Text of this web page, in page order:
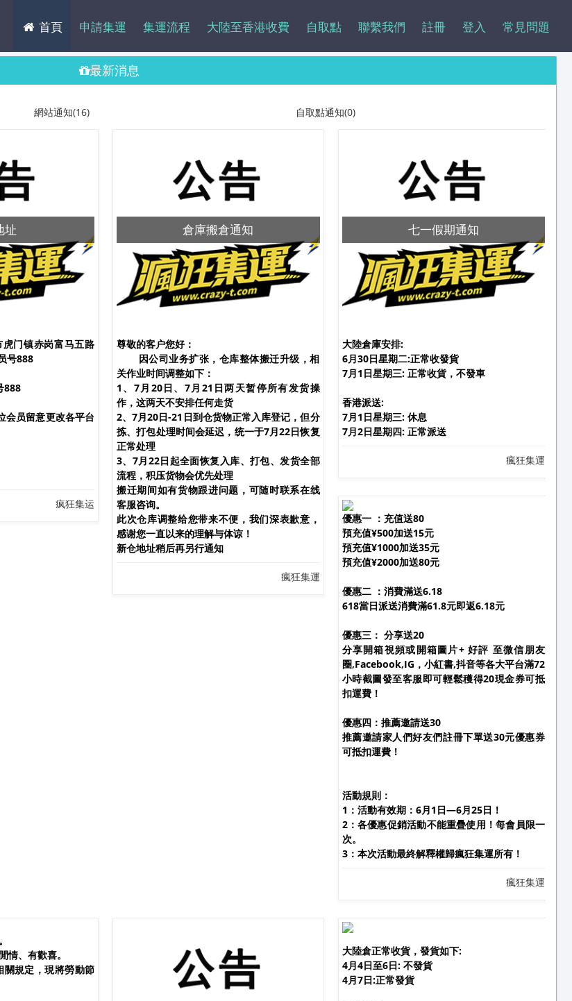
首頁 申請集運 集運流程 大陸至香港收費 自取點 聯繫我們 註冊 登入 常見問題
最新消息
網站通知(16) 自取點通知(0)
址
门镇赤岗富马五路
号888
888
会员留意更改各平台
疯狂集运
倉庫搬倉通知
尊敬的客户您好：
因公司业务扩张，仓库整体搬迁升级，相
关作业时间调整如下：
1、7月20日、7月21日两天暂停所有发货操
作，这两天不安排任何走货
2、7月20日-21日到仓货物正常入库登记，但分
拣、打包处理时间会延迟，统一于7月22日恢复
正常处理
3、7月22日起全面恢复入库、打包、发货全部
流程，积压货物会优先处理
搬迁期间如有货物跟进问题，可随时联系在线
客服咨询。
此次仓库调整给您带来不便，我们深表歉意，
感谢您一直以来的理解与体谅！
新仓地址稍后再另行通知
瘋狂集運
七一假期通知
大陸倉庫安排:
6月30日星期二:正常收發貨
7月1日星期三: 正常收貨，不發車
香港派送:
7月1日星期三: 休息
7月2日星期四: 正常派送
瘋狂集運
618活動大鉅惠
優惠一 ：充值送80
預充值¥500加送15元
預充值¥1000加送35元
預充值¥2000加送80元
優惠二 ：消費滿送6.18
618當日派送消費滿61.8元即返6.18元
優惠三： 分享送20
分享開箱視頻或開箱圖片+ 好評 至微信朋友
圈,Facebook,IG，小紅書,抖音等各大平台滿72
小時截圖發至客服即可輕鬆穫得20現金券可抵
扣運費！
優惠四：推薦邀請送30
推薦邀請家人們好友們註冊下單送30元優惠券
可抵扣運費！
活動規則：
1：活動有效期：6月1日—6月25日！
2：各優惠促銷活動不能重疊使用！每會員限一
次。
3：本次活動最終解釋權歸瘋狂集運所有！
瘋狂集運
情、有歡喜。
關規定，現將勞動節
大陸倉正常收貨，發貨如下:
4月4日至6日: 不發貨
4月7日:正常發貨